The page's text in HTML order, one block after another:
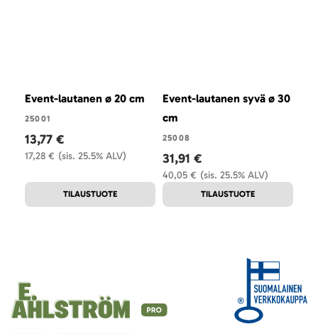
Event-lautanen ø 20 cm
25001
(sis. 25.5% ALV)
17,28 €
13,77 €
TILAUSTUOTE
Event-lautanen syvä ø 30
cm
25008
(sis. 25.5% ALV)
40,05 €
31,91 €
TILAUSTUOTE